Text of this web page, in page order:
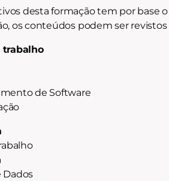
desta formação tem por base
os conteúdos podem ser revistos
trabalho
de Software
Dados